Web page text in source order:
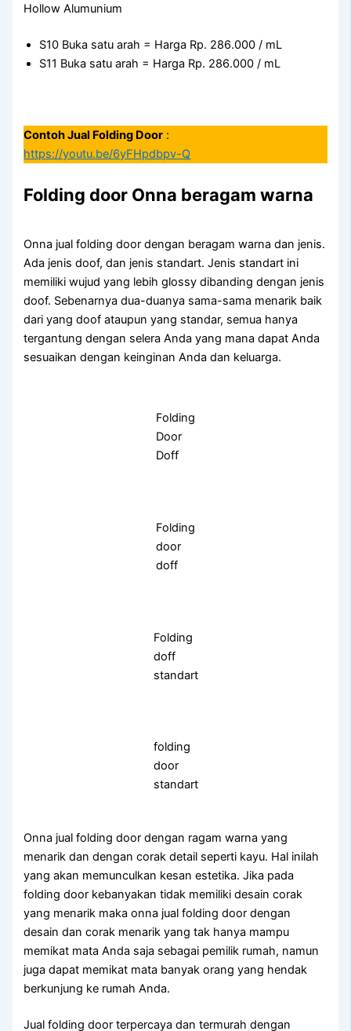
Hollow Alumunium
S10 Buka satu arah = Harga Rp. 286.000 / mL
S11 Buka satu arah = Harga Rp. 286.000 / mL
Contoh Jual Folding Door :
https://youtu.be/6yFHpdbpv-Q
Folding door Onna beragam warna
Onna jual folding door dengan beragam warna dan jenis.
Ada jenis doof, dan jenis standart. Jenis standart ini
memiliki wujud yang lebih glossy dibanding dengan jenis
doof. Sebenarnya dua-duanya sama-sama menarik baik
dari yang doof ataupun yang standar, semua hanya
tergantung dengan selera Anda yang mana dapat Anda
sesuaikan dengan keinginan Anda dan keluarga.
Folding
Door
Doff
Folding
door
doff
Folding
doff
standart
folding
door
standart
Onna jual folding door dengan ragam warna yang
menarik dan dengan corak detail seperti kayu. Hal inilah
yang akan memunculkan kesan estetika. Jika pada
folding door kebanyakan tidak memiliki desain corak
yang menarik maka onna jual folding door dengan
desain dan corak menarik yang tak hanya mampu
memikat mata Anda saja sebagai pemilik rumah, namun
juga dapat memikat mata banyak orang yang hendak
berkunjung ke rumah Anda.
Jual folding door terpercaya dan termurah dengan